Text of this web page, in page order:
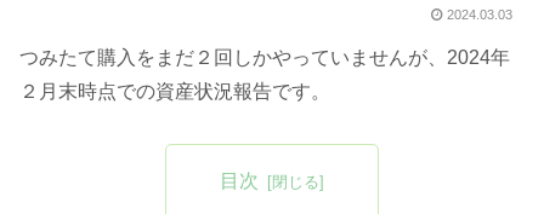
2024.03.03
つみたて購入をまだ２回しかやっていませんが、2024年
２月末時点での資産状況報告です。
目次